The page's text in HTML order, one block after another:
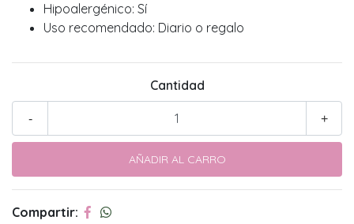
Hipoalergénico: Sí
Uso recomendado: Diario o regalo
Cantidad
+
-
Compartir: